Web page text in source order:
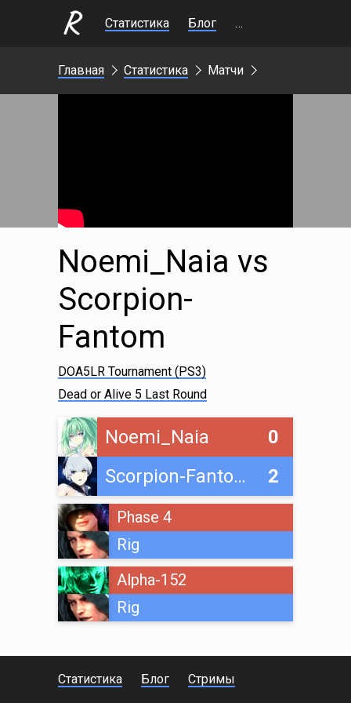
Статистика Блог Стримы
Главная Статистика Матчи
Noemi_Naia vs
Scorpion-
Fantom
DOA5LR Tournament (PS3)
Dead or Alive 5 Last Round
Noemi_Naia
0
Scorpion-Fantom
2
Phase 4
Rig
Alpha-152
Rig
Статистика Блог Стримы